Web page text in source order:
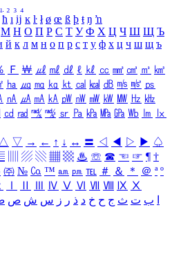
₁ ₂ ₃ ₄
ħ ı ĳ ĸ ŀ ł ø œ ß þ ŧ ŋ ŉ
М Н О П Р С Т У Ф Х Ц Ч Ш Щ Ъ
й к л м н о п р с т у ф х ц ч ш щ ъ
Ｆ ￦ ㎕ ㎖ ㎗ ℓ ㎘ ㏄ ㎣ ㎤ ㎥ ㎦
㏊ ㎍ ㎎ ㎏ ㏏ ㎈ ㎉ ㏈ ㎧ ㎨ ㎰
㎁ ㎂ ㎃ ㎄ ㎺ ㎻ ㎽ ㎾ ㎿ ㎐ ㎑
㏅ ㎭ ㎮ ㎯ ㏛ ㎩ ㎪ ㎫ ㎬ ㏝ ㏐
㏓
△ ▽ → ← ↑ ↓ ↔ 〓 ◁ ◀ ▷ ▶ ♤
▨ ▧ ▦ ▩ ♨ ☏ ☎ ☜ ☞ ¶ †
㈜ № ㏇ ™ ㏂ ㏘ ℡ ＃ ＆ ＊ ＠ ª º
Ⅳ Ⅴ Ⅵ Ⅶ Ⅷ Ⅸ Ⅹ
ب ت ث ج ح خ د ذ ر ز س ش ص